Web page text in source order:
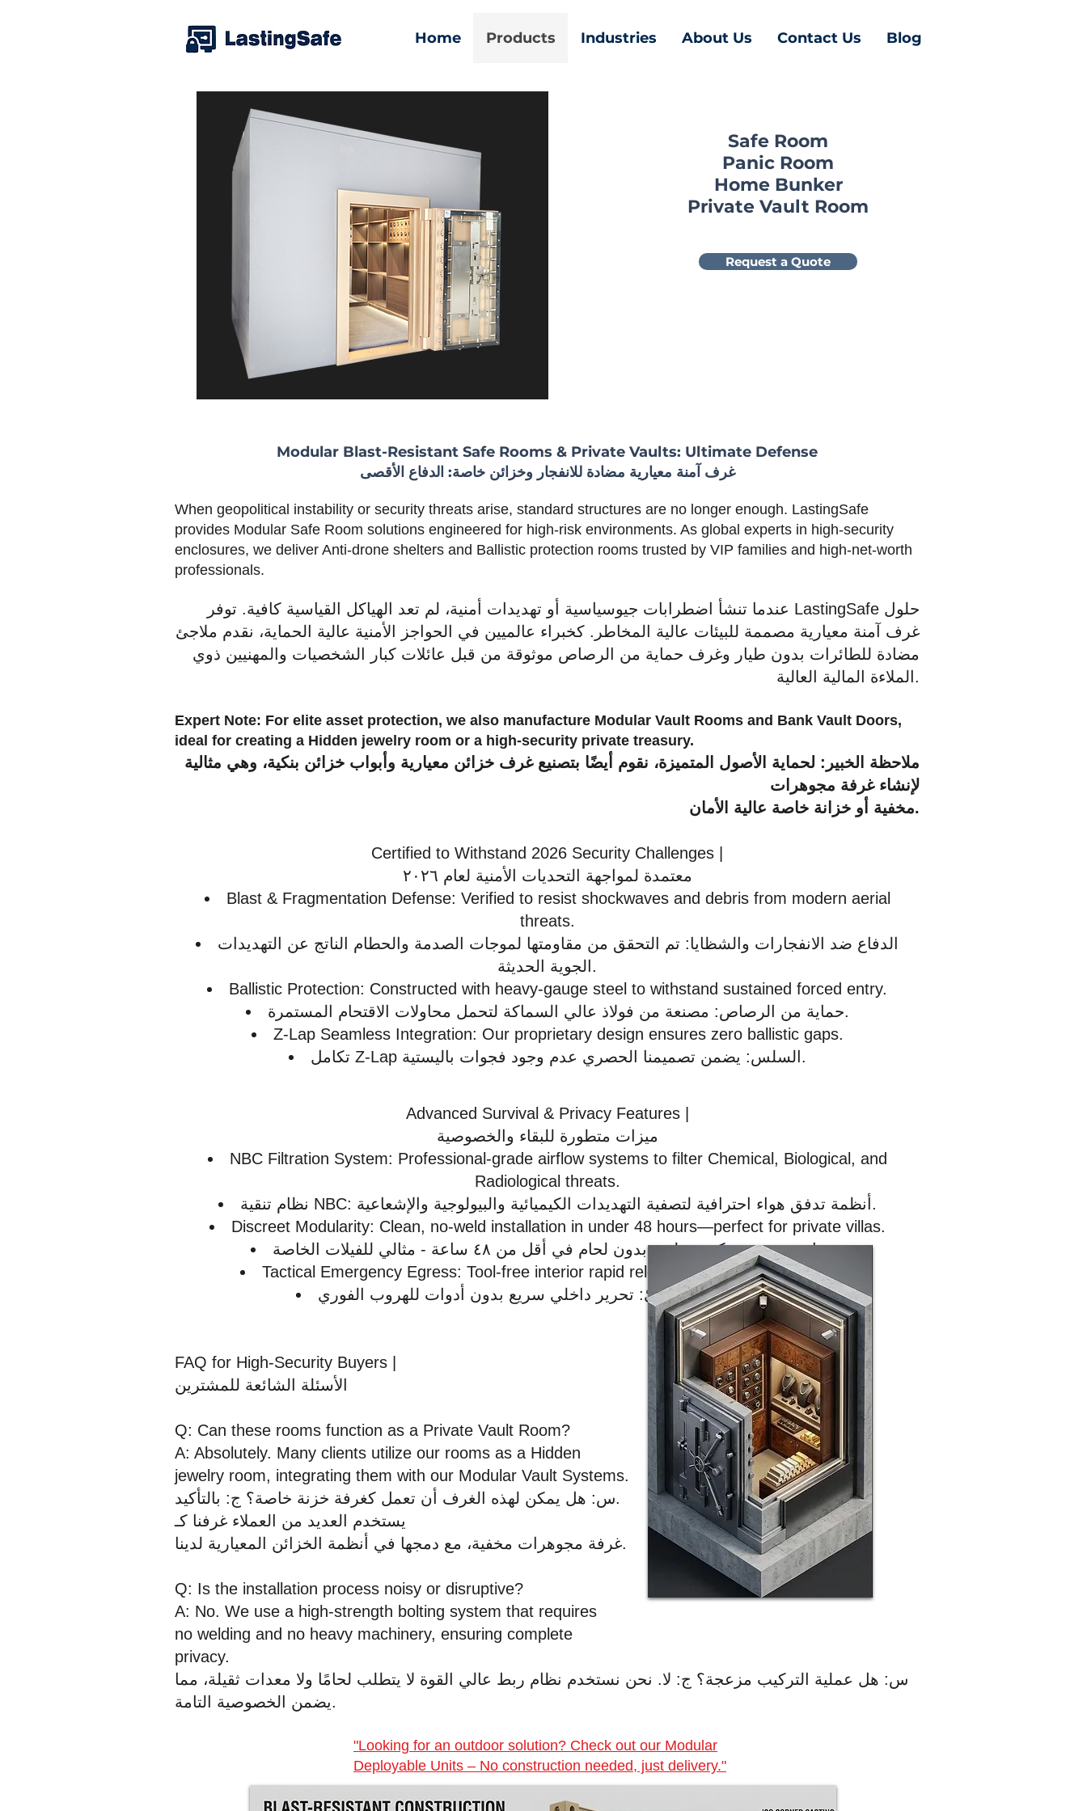
Home Products Industries About Us Contact Us Blog
Safe Room
Panic Room
Home Bunker
Private Vault Room
Request a Quote
Modular Blast-Resistant Safe Rooms & Private Vaults: Ultimate Defense
غرف آمنة معيارية مضادة للانفجار وخزائن خاصة: الدفاع الأقصى
When geopolitical instability or security threats arise, standard structures are no longer enough. LastingSafe
provides Modular Safe Room solutions engineered for high-risk environments. As global experts in high-security
enclosures, we deliver Anti-drone shelters and Ballistic protection rooms trusted by VIP families and high-net-worth
professionals.
عندما تنشأ اضطرابات جيوسياسية أو تهديدات أمنية، لم تعد الهياكل القياسية كافية. توفر LastingSafe حلول
غرف آمنة معيارية مصممة للبيئات عالية المخاطر. كخبراء عالميين في الحواجز الأمنية عالية الحماية، نقدم ملاجئ
مضادة للطائرات بدون طيار وغرف حماية من الرصاص موثوقة من قبل عائلات كبار الشخصيات والمهنيين ذوي
الملاءة المالية العالية.
Expert Note: For elite asset protection, we also manufacture Modular Vault Rooms and Bank Vault Doors,
ideal for creating a Hidden jewelry room or a high-security private treasury.
ملاحظة الخبير: لحماية الأصول المتميزة، نقوم أيضًا بتصنيع غرف خزائن معيارية وأبواب خزائن بنكية، وهي مثالية
لإنشاء غرفة مجوهرات
مخفية أو خزانة خاصة عالية الأمان.
Certified to Withstand 2026 Security Challenges |
معتمدة لمواجهة التحديات الأمنية لعام ٢٠٢٦
Blast & Fragmentation Defense: Verified to resist shockwaves and debris from modern aerial
threats.
الدفاع ضد الانفجارات والشظايا: تم التحقق من مقاومتها لموجات الصدمة والحطام الناتج عن التهديدات
الجوية الحديثة.
Ballistic Protection: Constructed with heavy-gauge steel to withstand sustained forced entry.
حماية من الرصاص: مصنعة من فولاذ عالي السماكة لتحمل محاولات الاقتحام المستمرة.
Z-Lap Seamless Integration: Our proprietary design ensures zero ballistic gaps.
تكامل Z-Lap السلس: يضمن تصميمنا الحصري عدم وجود فجوات باليستية.
Advanced Survival & Privacy Features |
ميزات متطورة للبقاء والخصوصية
NBC Filtration System: Professional-grade airflow systems to filter Chemical, Biological, and
Radiological threats.
نظام تنقية NBC: أنظمة تدفق هواء احترافية لتصفية التهديدات الكيميائية والبيولوجية والإشعاعية.
Discreet Modularity: Clean, no-weld installation in under 48 hours—perfect for private villas.
معيارية سرية: تركيب نظيف بدون لحام في أقل من ٤٨ ساعة - مثالي للفيلات الخاصة.
Tactical Emergency Egress: Tool-free interior rapid releases for immediate escape.
خروج تكتيكي للطوارئ: تحرير داخلي سريع بدون أدوات للهروب الفوري.
FAQ for High-Security Buyers |
الأسئلة الشائعة للمشترين
Q: Can these rooms function as a Private Vault Room?
A: Absolutely. Many clients utilize our rooms as a Hidden
jewelry room, integrating them with our Modular Vault Systems.
س: هل يمكن لهذه الغرف أن تعمل كغرفة خزنة خاصة؟ ج: بالتأكيد.
يستخدم العديد من العملاء غرفنا كـ
غرفة مجوهرات مخفية، مع دمجها في أنظمة الخزائن المعيارية لدينا.
Q: Is the installation process noisy or disruptive?
A: No. We use a high-strength bolting system that requires
no welding and no heavy machinery, ensuring complete
privacy.
س: هل عملية التركيب مزعجة؟ ج: لا. نحن نستخدم نظام ربط عالي القوة لا يتطلب لحامًا ولا معدات ثقيلة، مما
يضمن الخصوصية التامة.
"Looking for an outdoor solution? Check out our Modular
Deployable Units – No construction needed, just delivery."